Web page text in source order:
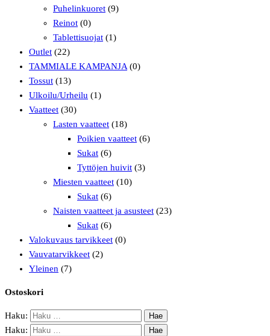
Puhelinkuoret (9)
Reinot (0)
Tablettisuojat (1)
Outlet (22)
TAMMIALE KAMPANJA (0)
Tossut (13)
Ulkoilu/Urheilu (1)
Vaatteet (30)
Lasten vaatteet (18)
Poikien vaatteet (6)
Sukat (6)
Tyttöjen huivit (3)
Miesten vaatteet (10)
Sukat (6)
Naisten vaatteet ja asusteet (23)
Sukat (6)
Valokuvaus tarvikkeet (0)
Vauvatarvikkeet (2)
Yleinen (7)
Ostoskori
Haku:
Haku: